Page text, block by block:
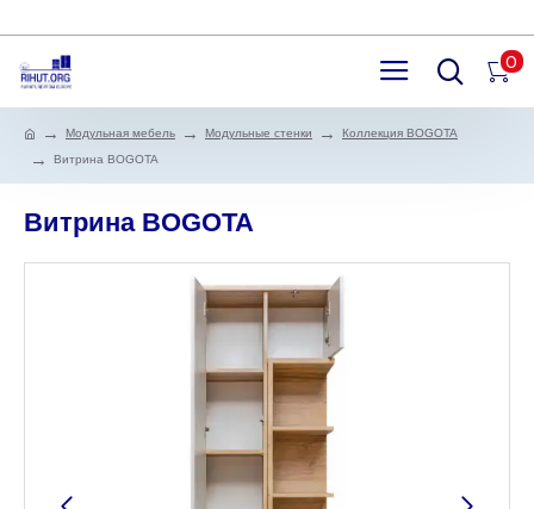
0
Модульная мебель Модульные стенки
Коллекция BOGOTA
Витрина BOGOTA
Витрина BOGOTA